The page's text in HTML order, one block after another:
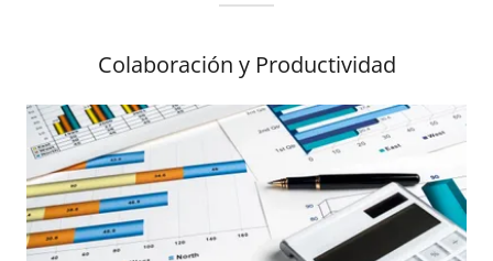
Colaboración y Productividad